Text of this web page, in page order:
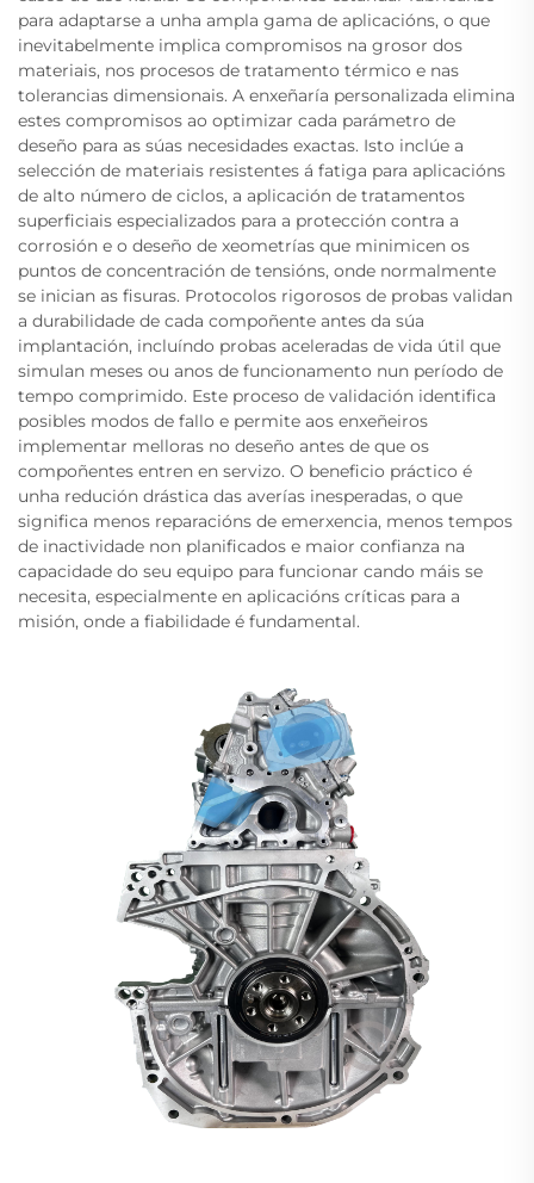
para adaptarse a unha ampla gama de aplicacións, o que
inevitabelmente implica compromisos na grosor dos
materiais, nos procesos de tratamento térmico e nas
tolerancias dimensionais. A enxeñaría personalizada elimina
estes compromisos ao optimizar cada parámetro de
deseño para as súas necesidades exactas. Isto inclúe a
selección de materiais resistentes á fatiga para aplicacións
de alto número de ciclos, a aplicación de tratamentos
superficiais especializados para a protección contra a
corrosión e o deseño de xeometrías que minimicen os
puntos de concentración de tensións, onde normalmente
se inician as fisuras. Protocolos rigorosos de probas validan
a durabilidade de cada compoñente antes da súa
implantación, incluíndo probas aceleradas de vida útil que
simulan meses ou anos de funcionamento nun período de
tempo comprimido. Este proceso de validación identifica
posibles modos de fallo e permite aos enxeñeiros
implementar melloras no deseño antes de que os
compoñentes entren en servizo. O beneficio práctico é
unha redución drástica das averías inesperadas, o que
significa menos reparacións de emerxencia, menos tempos
de inactividade non planificados e maior confianza na
capacidade do seu equipo para funcionar cando máis se
necesita, especialmente en aplicacións críticas para a
misión, onde a fiabilidade é fundamental.